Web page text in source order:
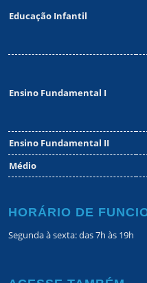
Educação Infantil
Ensino Fundamental I
Ensino Fundamental II
Médio
HORÁRIO DE
Segunda à sexta: das 7h às 19h